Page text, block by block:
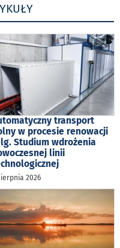
transport
w procesie renowacji
Studium wdrożenia
linii
2026